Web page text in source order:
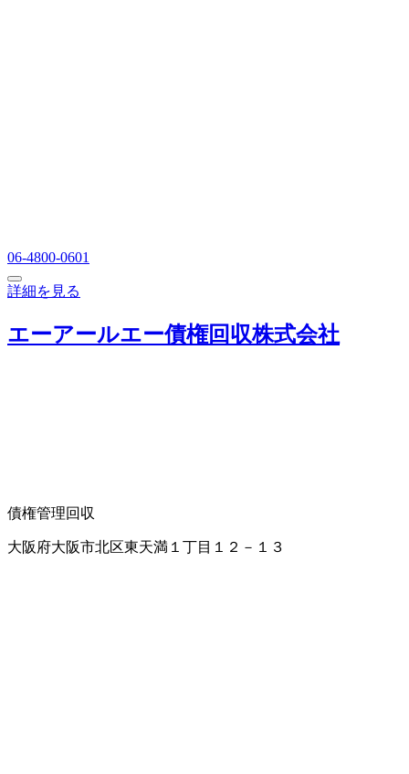
06-4800-0601
詳細を見る
エーアールエー債権回収株式会社
債権管理回収
大阪府大阪市北区東天満１丁目１２－１３